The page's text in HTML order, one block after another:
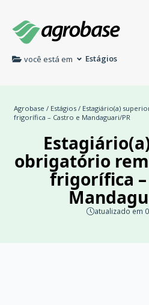
você está em Estágios
Agrobase / Estágios / Estagiário(a)
frigorífica – Castro e Mandaguari/PR
obrigatório
frigorífica –
atualizado em